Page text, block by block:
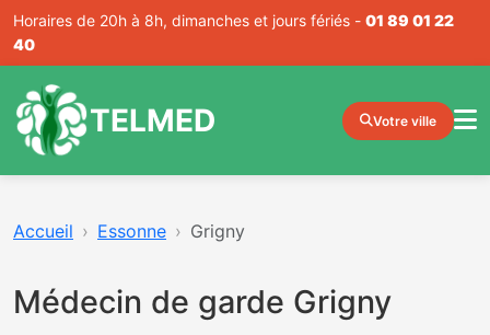
Horaires de 20h à 8h, dimanches et jours fériés - 01 89 01 22
40
TELMED Votre ville
Accueil Essonne Grigny
Médecin de garde Grigny